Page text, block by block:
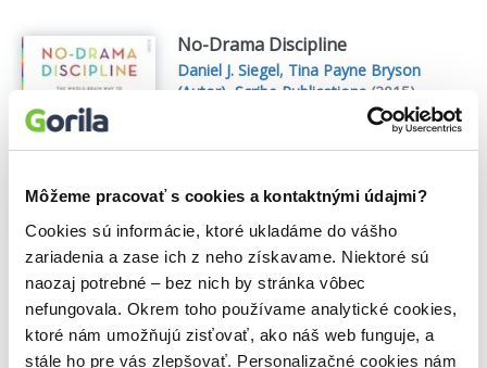
Môžeme pracovať s cookies a kontaktnými údajmi?
Cookies sú informácie, ktoré ukladáme do vášho
zariadenia a zase ich z neho získavame. Niektoré sú
naozaj potrebné – bez nich by stránka vôbec
nefungovala. Okrem toho používame analytické cookies,
ktoré nám umožňujú zisťovať, ako náš web funguje, a
stále ho pre vás zlepšovať. Personalizačné cookies nám
No-Drama Discipline
Daniel J. Siegel, Tina Payne Bryson
(Autor) Scribe Publications(2015)
The pioneering experts behind the
bestselling The Whole-Brain Child now
challenge: discipline. A breakfast bowl
gets thrown across the kitchen,
splattering milk and cereal all over the
wall...Zobraziť viac
🍌 Odosielame o 5 dní.
14,60€ Do košíka